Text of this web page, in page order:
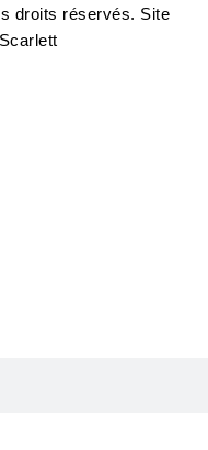
droits réservés. Site
Scarlett